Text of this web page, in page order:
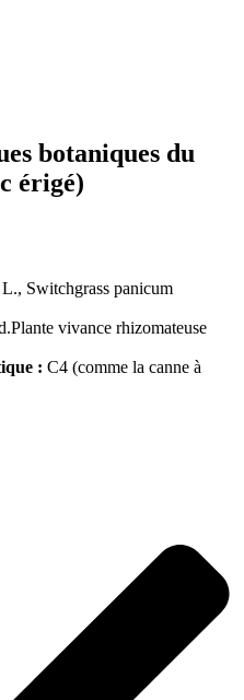
botaniques du
érigé)
Switchgrass panicum
vivance rhizomateuse
: C4 (comme la canne à